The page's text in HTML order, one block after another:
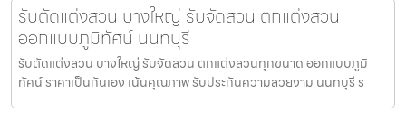
รับตัดแต่งสวน บางใหญ่ รับจัดสวน ตกแต่งสวน
ออกแบบภูมิทัศน์ นนทบุรี
รับตัดแต่งสวน บางใหญ่ รับจัดสวน ตกแต่งสวนทุกขนาด ออกแบบภูมิ
ทัศน์ ราคาเป็นกันเอง เน้นคุณภาพ รับประกันความสวยงาม นนทบุรี ร